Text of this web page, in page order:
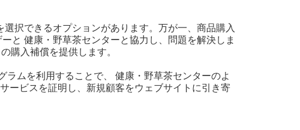
択できるオプションがあります。万が一、商品購入
と 健康・野草茶センターと協力し、問題を解決しま
購入補償を提供します。
ムを利用することで、 健康・野草茶センターのよ
ービスを証明し、新規顧客をウェブサイトに引き寄